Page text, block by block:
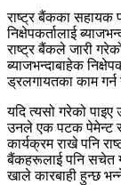
राष्ट्र बैंकका सहायक
निक्षेपकर्तालाई
राष्ट्र बैंकले जारी
ब्याजभन्दाबाहेक
ड्रलगायतका काम
यदि त्यसो गरेको
उनले एक पटक पेमेन्ट
कार्यक्रम राखे पनि
बैंकहरूलाई पनि सचेत
खाले कारबाही हुन्छ